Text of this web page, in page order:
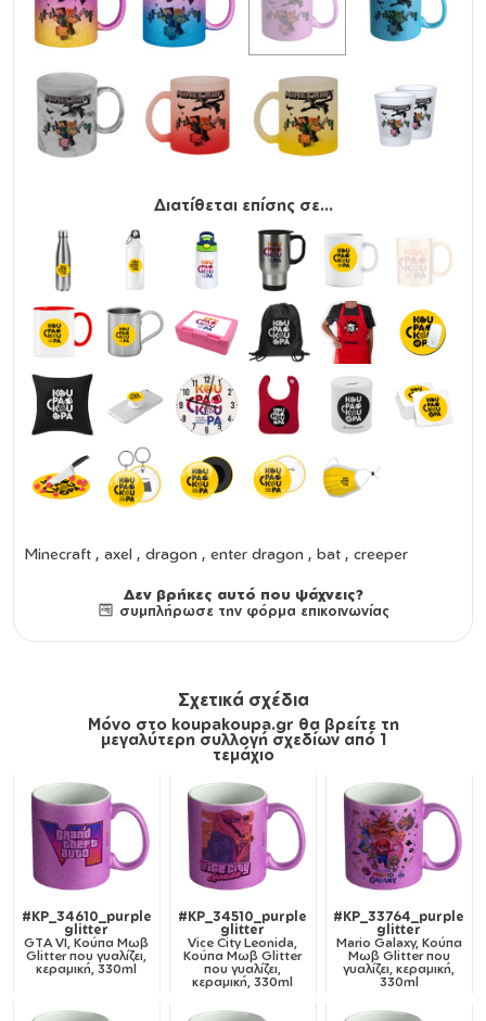
Διατίθεται επίσης σε...
Minecraft , axel , dragon , enter dragon , bat , creeper
Δεν βρήκες αυτό που ψάχνεις?
συμπλήρωσε την φόρμα επικοινωνίας
Σχετικά σχέδια
Μόνο στο koupakoupa.gr θα βρείτε τη
μεγαλύτερη συλλογή σχεδίων από 1
τεμάχιο
#KP_34610_purple
glitter
GTA VI, Κούπα Μωβ
Glitter που γυαλίζει,
κεραμική, 330ml
#KP_34510_purple
glitter
Vice City Leonida,
Κούπα Μωβ Glitter
που γυαλίζει,
κεραμική, 330ml
#KP_33764_purple
glitter
Mario Galaxy, Κούπα
Μωβ Glitter που
γυαλίζει, κεραμική,
330ml